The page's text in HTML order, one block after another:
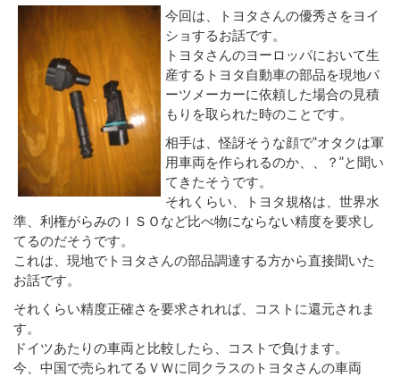
今回は、トヨタさんの優秀さをヨイ
ショするお話です。
トヨタさんのヨーロッパにおいて生
産するトヨタ自動車の部品を現地パ
ーツメーカーに依頼した場合の見積
もりを取られた時のことです。
相手は、怪訝そうな顔で”オタクは軍
用車両を作られるのか、、？”と聞い
てきたそうです。
それくらい、トヨタ規格は、世界水
準、利権がらみのＩＳＯなど比べ物にならない精度を要求し
てるのだそうです。
これは、現地でトヨタさんの部品調達する方から直接聞いた
お話です。
それくらい精度正確さを要求されれば、コストに還元されま
す。
ドイツあたりの車両と比較したら、コストで負けます。
今、中国で売られてるＶＷに同クラスのトヨタさんの車両